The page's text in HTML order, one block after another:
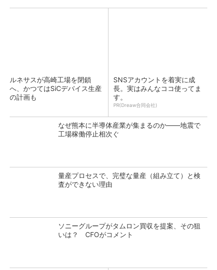
ルネサスが高崎工場を閉鎖
へ、かつてはSiCデバイス生産
の計画も
SNSアカウントを着実に成
長。実はみんなココ使ってま
す。
PR(Dreaw合同会社)
なぜ熊本に半導体産業が集まるのか――地震で
工場稼働停止相次ぐ
量産プロセスで、完璧な量産（組み立て）と検
査ができない理由
ソニーグループがタムロン買収を提案、その狙
いは？ CFOがコメント